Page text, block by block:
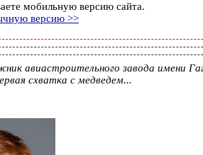
мобильную версию сайта.
версию >>
авиастроительного завода имени
схватка с медведем...